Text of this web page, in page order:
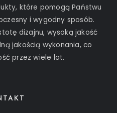
które pomogą Państwu
i wygodny sposób.
dizajnu, wysoką jakość
jakością wykonania, co
przez wiele lat.